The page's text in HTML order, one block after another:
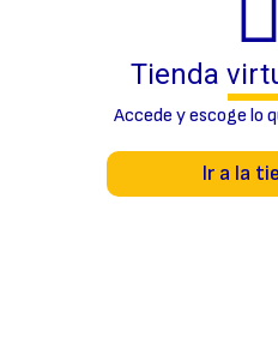
Tienda
Accede y escoge lo
Ir a la